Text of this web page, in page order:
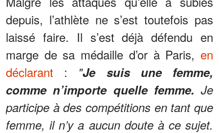
depuis, l’athlète ne s’est toutefois pas
laissé faire. Il s’est déjà défendu en
marge de sa médaille d’or à Paris, en
déclarant : "Je suis une femme,
comme n’importe quelle femme. Je
participe à des compétitions en tant que
femme, il n’y a aucun doute à ce sujet.